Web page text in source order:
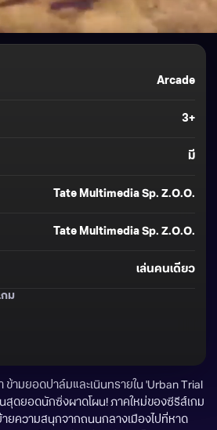
ามยอดปาล์มและเนินทรายใน 'Urban Trial
สุดยอดนักซิ่งผาดโผน! ภาคใหม่ของซีรีส์เกม
ยความสนุกจากถนนกลางเมืองไปที่หาด
Arcade
3+
มี
Tate Multimedia Sp. Z.o.o.
Tate Multimedia Sp. Z.o.o.
เล่นคนเดียว
ม